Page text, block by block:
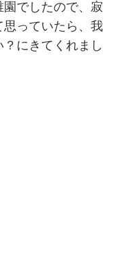
でしたので、寂
思っていたら、我
にきてくれまし